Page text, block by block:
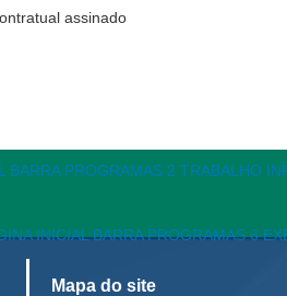
assinado
Mapa do site